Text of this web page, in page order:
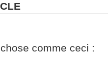
comme ceci :